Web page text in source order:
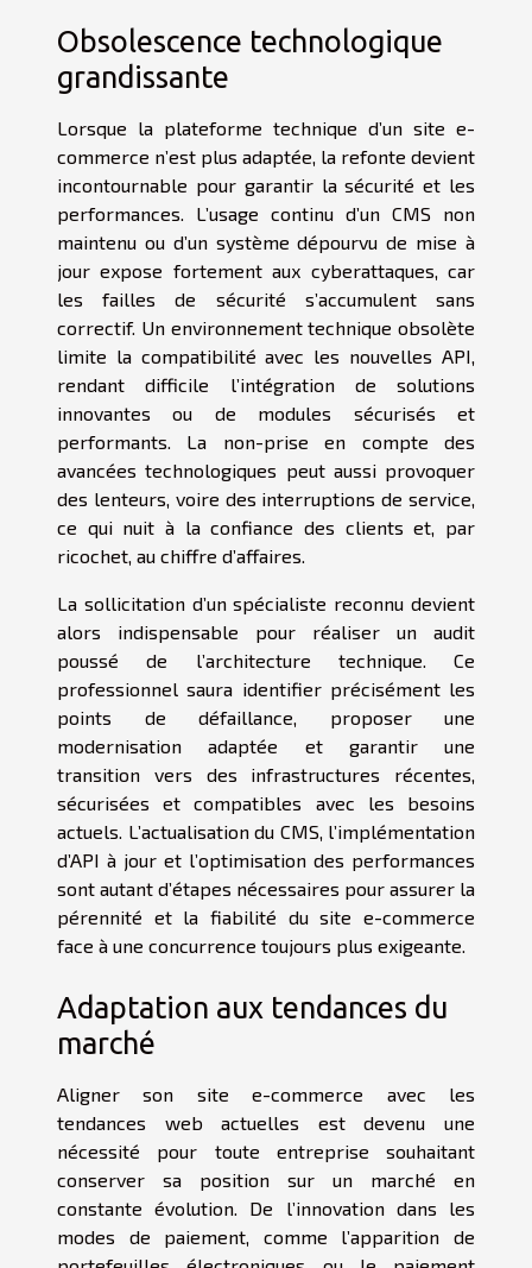
Obsolescence technologique
grandissante
Lorsque la plateforme technique d’un site e-
commerce n’est plus adaptée, la refonte devient
incontournable pour garantir la sécurité et les
performances. L’usage continu d’un CMS non
maintenu ou d’un système dépourvu de mise à
jour expose fortement aux cyberattaques, car
les failles de sécurité s’accumulent sans
correctif. Un environnement technique obsolète
limite la compatibilité avec les nouvelles API,
rendant difficile l’intégration de solutions
innovantes ou de modules sécurisés et
performants. La non-prise en compte des
avancées technologiques peut aussi provoquer
des lenteurs, voire des interruptions de service,
ce qui nuit à la confiance des clients et, par
ricochet, au chiffre d’affaires.
La sollicitation d’un spécialiste reconnu devient
alors indispensable pour réaliser un audit
poussé de l’architecture technique. Ce
professionnel saura identifier précisément les
points de défaillance, proposer une
modernisation adaptée et garantir une
transition vers des infrastructures récentes,
sécurisées et compatibles avec les besoins
actuels. L’actualisation du CMS, l’implémentation
d’API à jour et l’optimisation des performances
sont autant d’étapes nécessaires pour assurer la
pérennité et la fiabilité du site e-commerce
face à une concurrence toujours plus exigeante.
Adaptation aux tendances du
marché
Aligner son site e-commerce avec les
tendances web actuelles est devenu une
nécessité pour toute entreprise souhaitant
conserver sa position sur un marché en
constante évolution. De l’innovation dans les
modes de paiement, comme l’apparition de